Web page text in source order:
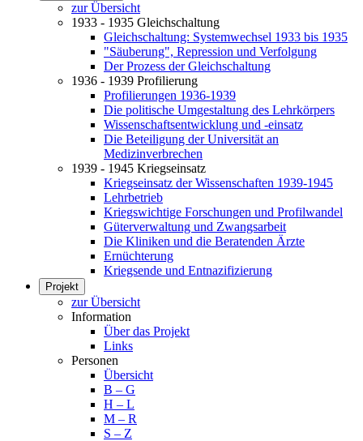
zur Übersicht
1933 - 1935 Gleichschaltung
Gleichschaltung: Systemwechsel 1933 bis 1935
"Säuberung", Repression und Verfolgung
Der Prozess der Gleichschaltung
1936 - 1939 Profilierung
Profilierungen 1936-1939
Die politische Umgestaltung des Lehrkörpers
Wissenschaftsentwicklung und -einsatz
Die Beteiligung der Universität an
Medizinverbrechen
1939 - 1945 Kriegseinsatz
Kriegseinsatz der Wissenschaften 1939-1945
Lehrbetrieb
Kriegswichtige Forschungen und Profilwandel
Güterverwaltung und Zwangsarbeit
Die Kliniken und die Beratenden Ärzte
Ernüchterung
Kriegsende und Entnazifizierung
Projekt
zur Übersicht
Information
Über das Projekt
Links
Personen
Übersicht
B – G
H – L
M – R
S – Z